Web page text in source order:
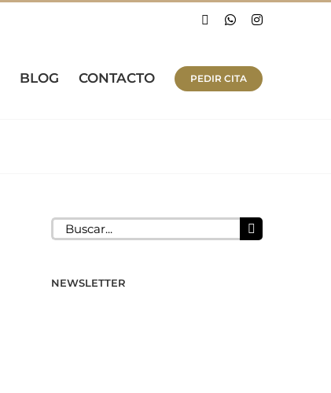
FacebookWhatsAppInstagram
BLOG CONTACTO PEDIR CITA
Buscar:
NEWSLETTER